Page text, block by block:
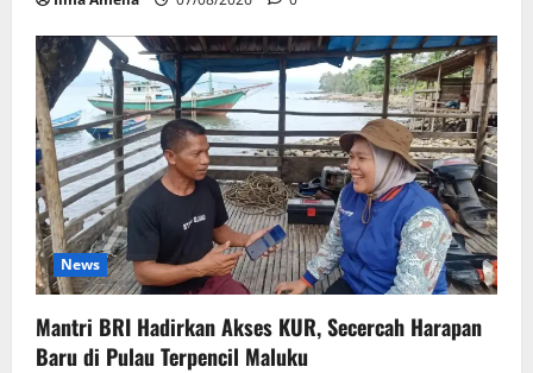
News
Mantri BRI Hadirkan Akses KUR, Secercah Harapan
Baru di Pulau Terpencil Maluku